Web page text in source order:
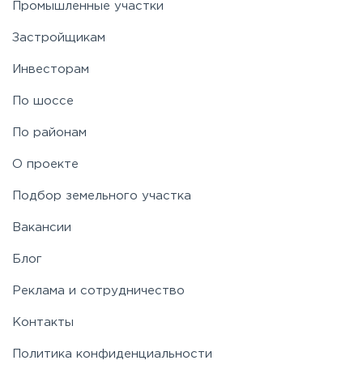
Промышленные участки
Застройщикам
Инвесторам
По шоссе
По районам
О проекте
Подбор земельного участка
Вакансии
Блог
Реклама и сотрудничество
Контакты
Политика конфиденциальности